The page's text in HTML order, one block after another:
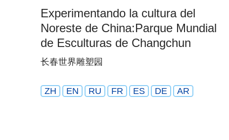
Experimentando la cultura del
Noreste de China:Parque Mundial
de Esculturas de Changchun
长春世界雕塑园
ZH EN RU FR ES DE AR